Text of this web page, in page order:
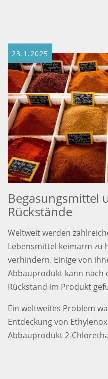
23.1.2025
Begasungsmittel
Rückstände
Weltweit werden
Lebensmittel keimarm zu
verhindern. Einige von
Abbauprodukt kann nach
Rückstand im Produkt
Ein weltweites Problem
Entdeckung von
Abbauprodukt 2-